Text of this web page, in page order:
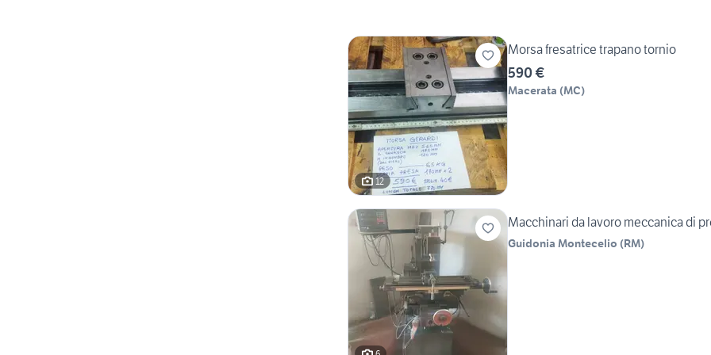
12
Morsa fresatrice trapano tornio
590 €
Macerata (MC)
Macchinari da lavoro meccanica di
Guidonia Montecelio (RM)